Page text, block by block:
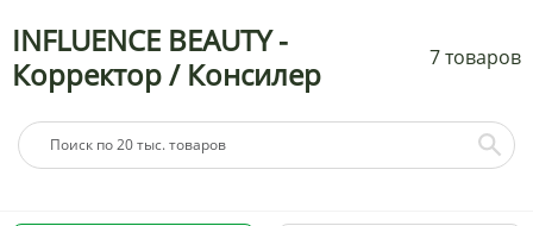
INFLUENCE BEAUTY -
Корректор / Консилер
7 товаров